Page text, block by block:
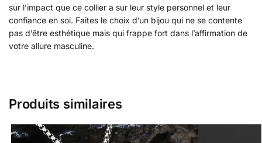
sur l’impact que ce collier a sur leur style personnel et leur
confiance en soi. Faites le choix d’un bijou qui ne se contente
pas d’être esthétique mais qui frappe fort dans l’affirmation de
votre allure masculine.
Produits similaires